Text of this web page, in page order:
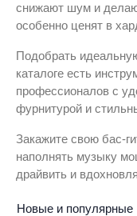
снижают шум и
особенно ценят в
Подобрать
каталоге есть
профессионалов с
фурнитурой и
Закажите свою бас-
наполнять музыку
драйвить и
Новые и популярные